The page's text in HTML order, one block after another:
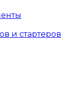
и стартеров